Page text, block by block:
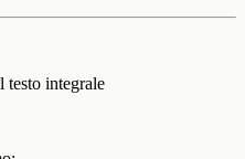
testo integrale